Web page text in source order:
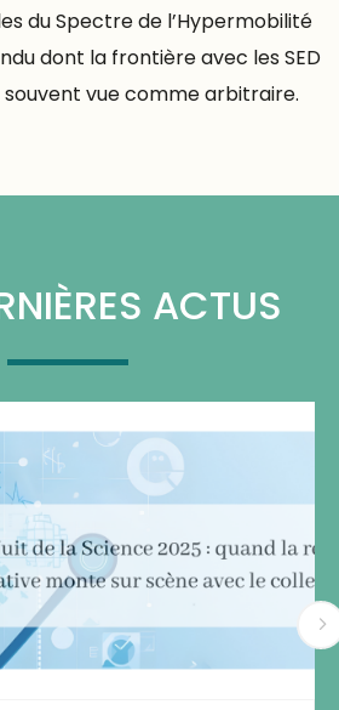
du Spectre de l’Hypermobilité
dont la frontière avec les SED
vue comme arbitraire.
ACTUS